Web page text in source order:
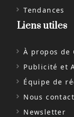
Tendances
Liens utiles
À propos de
Publicité et
Équipe de
Nous
Newsletter